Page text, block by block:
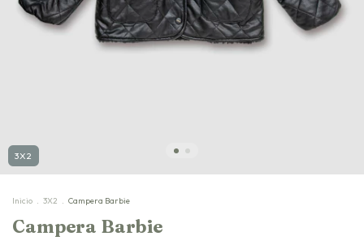
3X2
Inicio 3X2 Campera Barbie
Campera Barbie